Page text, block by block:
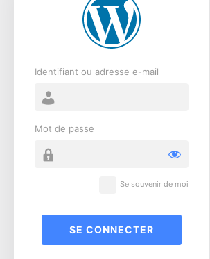
Identifiant ou adresse e-mail
Mot de passe
Se souvenir de moi